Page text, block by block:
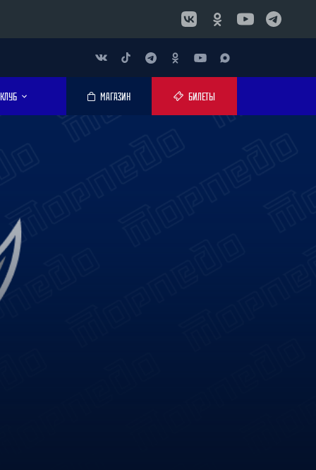
КЛУБ МАГАЗИН БИЛЕТЫ